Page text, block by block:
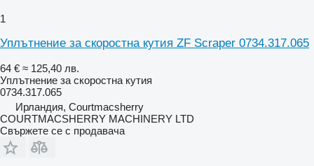
1
Уплътнение за скоростна кутия ZF Scraper 0734.317.065
64 € ≈ 125,40 лв.
Уплътнение за скоростна кутия
0734.317.065
Ирландия, Courtmacsherry
COURTMACSHERRY MACHINERY LTD
Свържете се с продавача